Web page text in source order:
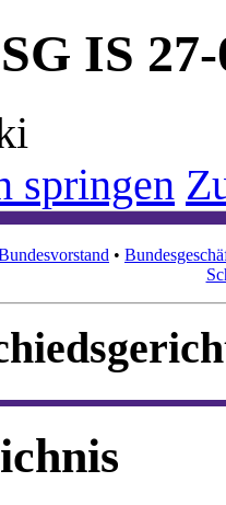
IS 27-
springen
•